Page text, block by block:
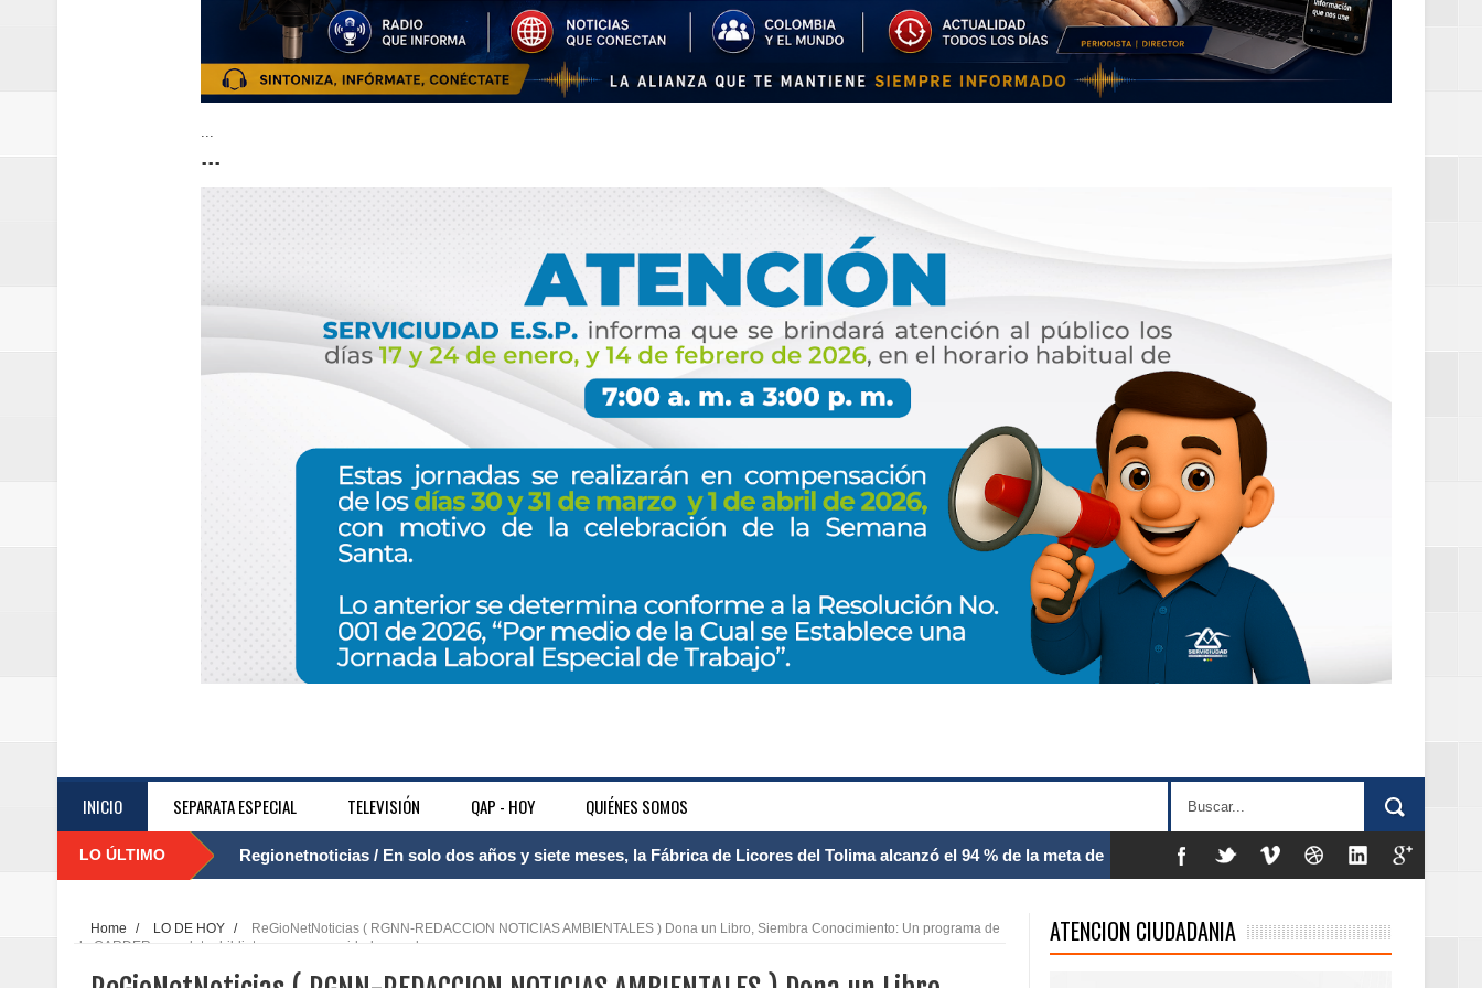
...
...
INICIO SEPARATA ESPECIAL TELEVISIÓN QAP - HOY QUIÉNES SOMOS
LO ÚLTIMO Regionetnoticias / El Aeropuerto Internacional Matecaña fortalece su conectividad con una nueva frecuencia
Home / LO DE HOY /
ReGioNetNoticias ( RGNN-REDACCION NOTICIAS AMBIENTALES ) Dona un Libro, Siembra Conocimiento: Un programa de
la CARDER para dotar bibliotecas en comunidades rurales
ATENCION CIUDADANIA